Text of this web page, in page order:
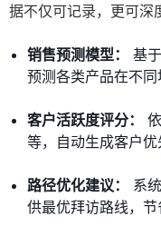
据不仅可记录，更可深
销售预测模型：
基
预测各类产品在不同
客户活跃度评分：
等，自动生成客户优
路径优化建议：
系
供最优拜访路线，节